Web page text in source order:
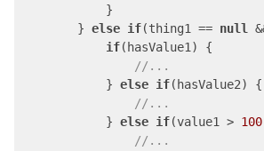
            }
        }
else if(thing1 == null
if(hasValue1) {
//...
            }
else if(hasValue2) {
//...
            }
else if(value1 > 100
//...